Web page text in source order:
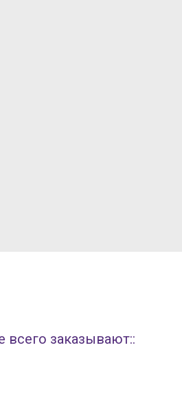
всего заказывают::